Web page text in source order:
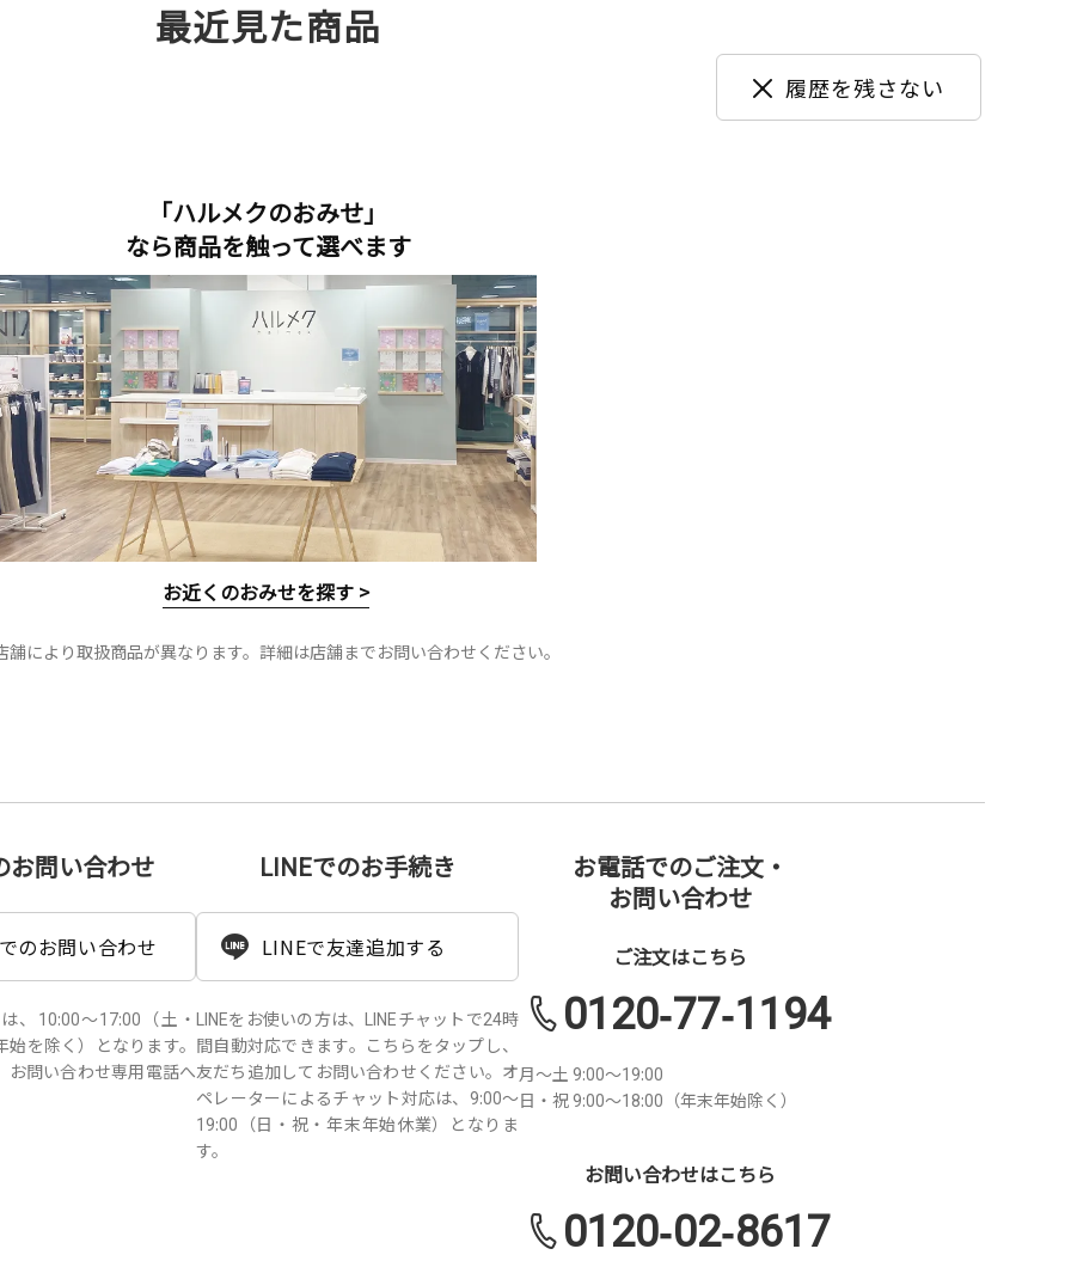
最近見た商品
履歴を残さない
「ハルメクのおみせ」
なら商品を触って選べます
お近くのおみせを探す >
により取扱商品が異なります。詳細は店舗までお問い合わせください。
お問い合わせ
のお問い合わせ
、10:00～17:00（土・
を除く）となります。
お問い合わせ専用電話へ
LINEでのお手続き
LINEで友達追加する
LINEをお使いの方は、LINEチャットで24時
間自動対応できます。こちらをタップし、
友だち追加してお問い合わせください。オ
ペレーターによるチャット対応は、9:00～
19:00（日・祝・年末年始休業）となりま
す。
お電話でのご注文・
お問い合わせ
ご注文はこちら
0120-77-1194
月～土 9:00～19:00
日・祝 9:00～18:00（年末年始除く）
お問い合わせはこちら
0120-02-8617